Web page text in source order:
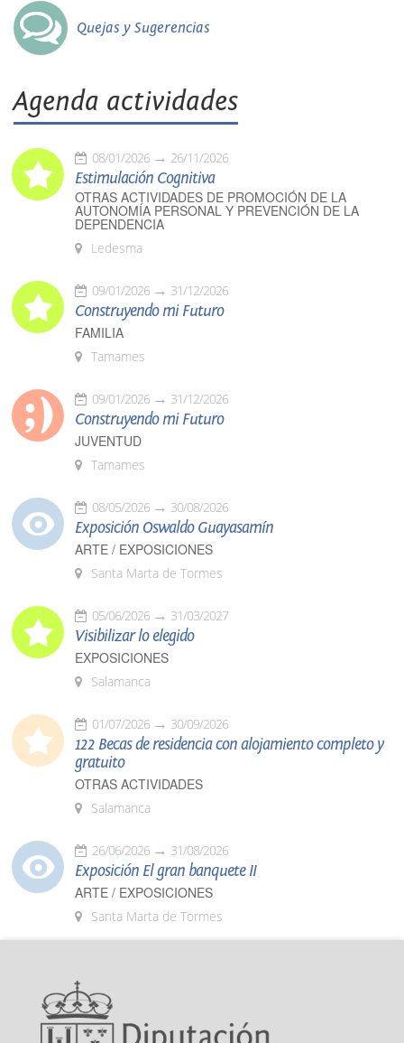
Quejas y Sugerencias
Agenda actividades
08/01/2026 26/11/2026
Estimulación Cognitiva
OTRAS ACTIVIDADES DE PROMOCIÓN DE LA
AUTONOMÍA PERSONAL Y PREVENCIÓN DE LA
DEPENDENCIA
Ledesma
09/01/2026 31/12/2026
Construyendo mi Futuro
FAMILIA
Tamames
09/01/2026 31/12/2026
Construyendo mi Futuro
JUVENTUD
Tamames
08/05/2026 30/08/2026
Exposición Oswaldo Guayasamín
ARTE / EXPOSICIONES
Santa Marta de Tormes
05/06/2026 31/03/2027
Visibilizar lo elegido
EXPOSICIONES
Salamanca
01/07/2026 30/09/2026
122 Becas de residencia con alojamiento completo y
gratuito
OTRAS ACTIVIDADES
Salamanca
26/06/2026 31/08/2026
Exposición El gran banquete II
ARTE / EXPOSICIONES
Santa Marta de Tormes